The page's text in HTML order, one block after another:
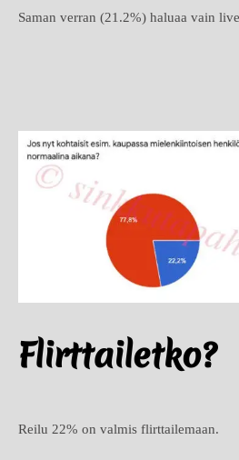
Saman verran (21.2%) haluaa vain
Flirttailetko?
Reilu 22% on valmis flirttailemaan.